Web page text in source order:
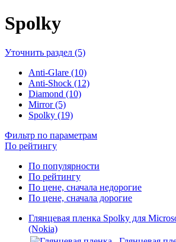
Spolky
Уточнить раздел (5)
Anti-Glare (10)
Anti-Shock (12)
Diamond (10)
Mirror (5)
Spolky (19)
Фильтр по параметрам
По рейтингу
По популярности
По рейтингу
По цене, сначала недорогие
По цене, сначала дорогие
Глянцевая пленка Spolky для
(Nokia)